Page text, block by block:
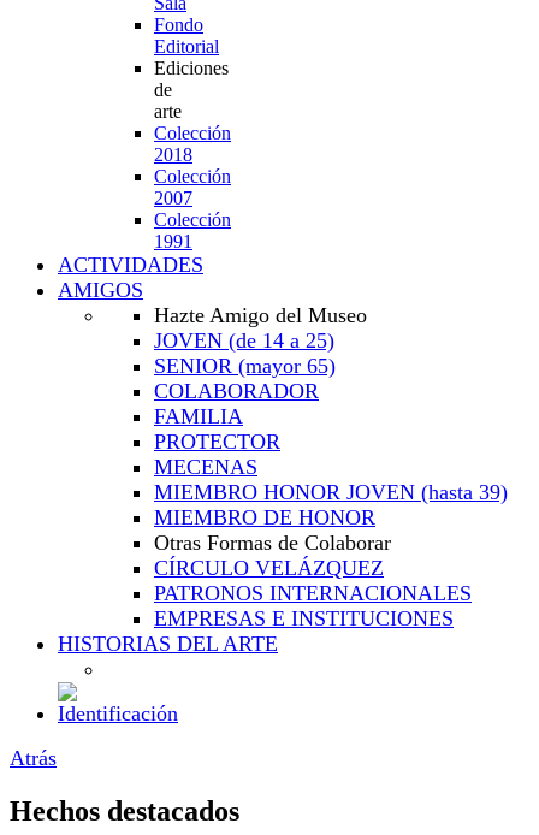
Fondo
Editorial
Ediciones
de
arte
Colección
2018
Colección
2007
Colección
1991
ACTIVIDADES
AMIGOS
Hazte Amigo del Museo
JOVEN (de 14 a 25)
SENIOR (mayor 65)
COLABORADOR
FAMILIA
PROTECTOR
MECENAS
MIEMBRO HONOR JOVEN (hasta 39)
MIEMBRO DE HONOR
Otras Formas de Colaborar
CÍRCULO VELÁZQUEZ
PATRONOS INTERNACIONALES
EMPRESAS E INSTITUCIONES
HISTORIAS DEL ARTE
Atrás
Hechos destacados